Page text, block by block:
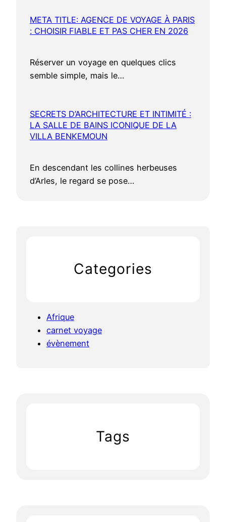
META TITLE: AGENCE DE VOYAGE À PARIS
: CHOISIR FIABLE ET PAS CHER EN 2026
Réserver un voyage en quelques clics
semble simple, mais le…
SECRETS D’ARCHITECTURE ET INTIMITÉ :
LA SALLE DE BAINS ICONIQUE DE LA
VILLA BENKEMOUN
En descendant les collines herbeuses
d’Arles, le regard se pose…
Categories
Afrique
carnet voyage
évènement
Tags